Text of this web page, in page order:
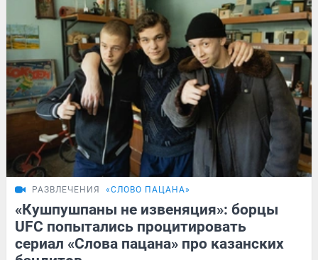
РАЗВЛЕЧЕНИЯ «СЛОВО ПАЦАНА»
«Кушпушпаны не извеняция»: борцы
UFC попытались процитировать
сериал «Слова пацана» про казанских